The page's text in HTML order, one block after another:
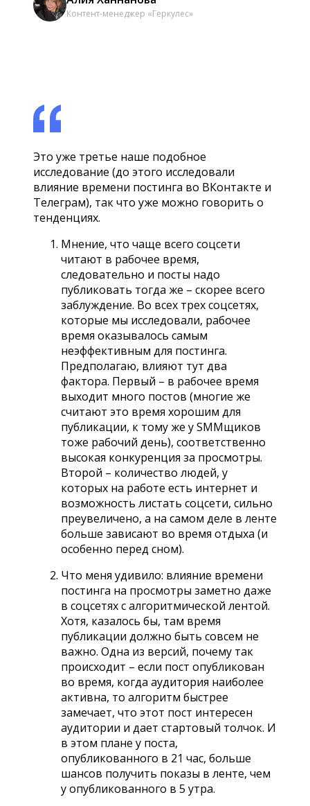
Контент-менеджер «Геркулес»
Это уже третье наше подобное
исследование (до этого исследовали
влияние времени постинга во ВКонтакте и
Телеграм), так что уже можно говорить о
тенденциях.
Мнение, что чаще всего соцсети
читают в рабочее время,
следовательно и посты надо
публиковать тогда же – скорее всего
заблуждение. Во всех трех соцсетях,
которые мы исследовали, рабочее
время оказывалось самым
неэффективным для постинга.
Предполагаю, влияют тут два
фактора. Первый – в рабочее время
выходит много постов (многие же
считают это время хорошим для
публикации, к тому же у SMMщиков
тоже рабочий день), соответственно
высокая конкуренция за просмотры.
Второй – количество людей, у
которых на работе есть интернет и
возможность листать соцсети, сильно
преувеличено, а на самом деле в ленте
больше зависают во время отдыха (и
особенно перед сном).
Что меня удивило: влияние времени
постинга на просмотры заметно даже
в соцсетях с алгоритмической лентой.
Хотя, казалось бы, там время
публикации должно быть совсем не
важно. Одна из версий, почему так
происходит – если пост опубликован
во время, когда аудитория наиболее
активна, то алгоритм быстрее
замечает, что этот пост интересен
аудитории и дает стартовый толчок. И
в этом плане у поста,
опубликованного в 21 час, больше
шансов получить показы в ленте, чем
у опубликованного в 5 утра.